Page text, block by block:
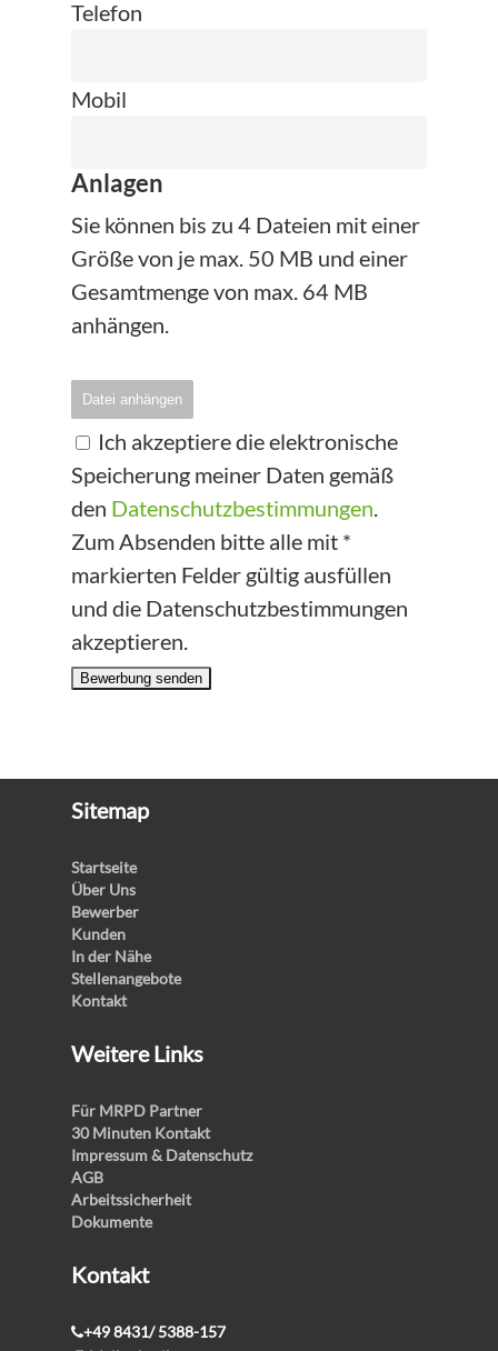
Telefon
Mobil
Anlagen
Sie können bis zu 4 Dateien mit einer
Größe von je max. 50 MB und einer
Gesamtmenge von max. 64 MB
anhängen.
Datei anhängen
Ich akzeptiere die elektronische
Speicherung meiner Daten gemäß
den Datenschutzbestimmungen.
Zum Absenden bitte alle mit *
markierten Felder gültig ausfüllen
und die Datenschutzbestimmungen
akzeptieren.
Bewerbung senden
Sitemap
Startseite
Über Uns
Bewerber
Kunden
In der Nähe
Stellenangebote
Kontakt
Weitere Links
Für MRPD Partner
30 Minuten Kontakt
Impressum & Datenschutz
AGB
Arbeitssicherheit
Dokumente
Kontakt
+49 8431/ 5388-157